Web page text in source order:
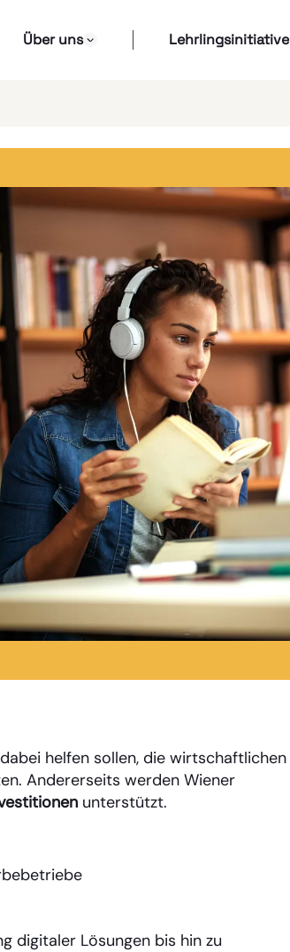
Über uns Lehrlingsinitiative
helfen sollen, die wirtschaftlichen
Andererseits werden Wiener
unterstützt.
digitaler Lösungen bis hin zu